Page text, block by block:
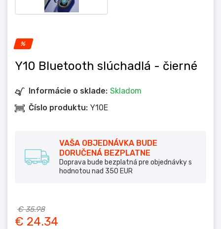
%
Y10 Bluetooth slúchadlá - čierné
Informácie o sklade: Skladom
Číslo produktu: Y10E
VAŠA OBJEDNÁVKA BUDE
DORUČENÁ BEZPLATNE
Doprava bude bezplatná pre objednávky s
hodnotou nad 350 EUR
€ 35.98
€ 24.34